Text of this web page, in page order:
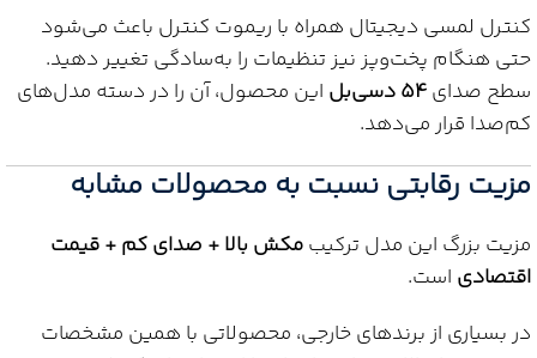
کنترل لمسی دیجیتال همراه با ریموت کنترل باعث می‌شود
حتی هنگام پخت‌وپز نیز تنظیمات را به‌سادگی تغییر دهید.
سطح صدای۵۴ دسی‌بل
این محصول، آن را در دسته مدل‌های
کم‌صدا قرار می‌دهد.
مزیت رقابتی نسبت به محصولات مشابه
مزیت بزرگ این مدل ترکیبمکش بالا + صدای کم + قیمت
اقتصادی است.
در بسیاری از برندهای خارجی، محصولاتی با همین مشخصات